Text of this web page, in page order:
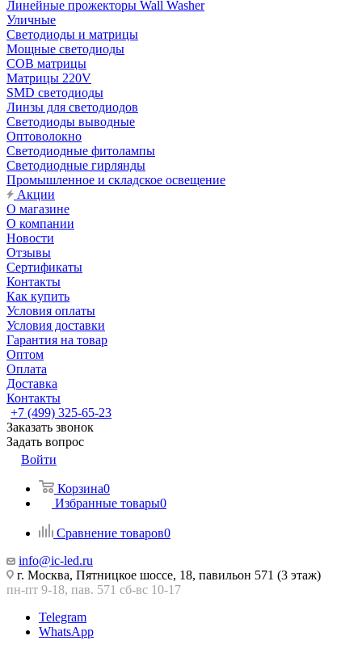
Линейные прожекторы Wall Washer
Уличные
Светодиоды и матрицы
Мощные светодиоды
COB матрицы
Матрицы 220V
SMD светодиоды
Линзы для светодиодов
Светодиоды выводные
Оптоволокно
Светодиодные фитолампы
Светодиодные гирлянды
Промышленное и складское освещение
Акции
О магазине
О компании
Новости
Отзывы
Сертификаты
Контакты
Как купить
Условия оплаты
Условия доставки
Гарантия на товар
Оптом
Оплата
Доставка
Контакты
+7 (499) 325-65-23
Заказать звонок
Задать вопрос
Войти
Корзина0
Избранные товары0
Сравнение товаров0
info@ic-led.ru
г. Москва, Пятницкое шоссе, 18, павильон 571 (3 этаж)
пн-пт 9-18, пав. 571 сб-вс 10-17
Telegram
WhatsApp